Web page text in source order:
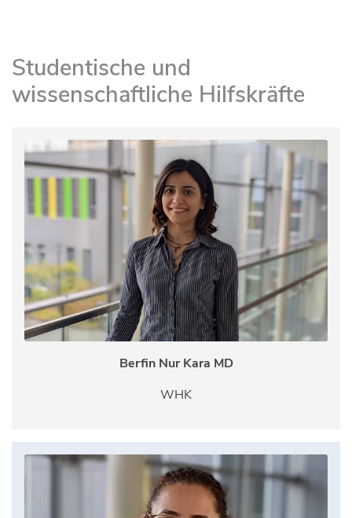
Studentische und
wissenschaftliche Hilfskräfte
Berfin Nur Kara MD
WHK